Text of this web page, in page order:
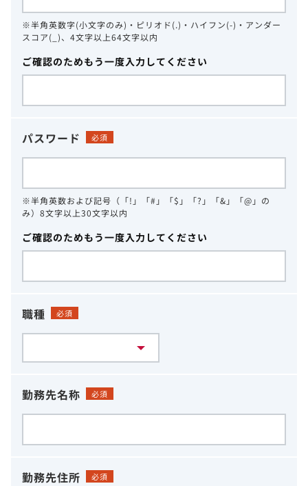
※半角英数字(小文字のみ)・ピリオド(.)・ハイフン(-)・アンダー
スコア(_)、4文字以上64文字以内
ご確認のためもう一度入力してください
パスワード 必須
※半角英数および記号（「!」「#」「$」「?」「&」「@」の
み）8文字以上30文字以内
ご確認のためもう一度入力してください
職種 必須
勤務先名称 必須
勤務先住所 必須